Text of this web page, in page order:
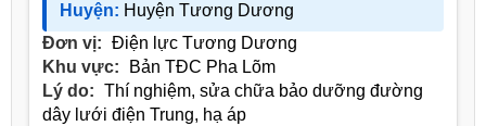
Huyện: Huyện Tương Dương
Đơn vị: Điện lực Tương Dương
Khu vực:
Bản TĐC Pha Lõm
Lý do: Thí nghiệm, sửa chữa bảo dưỡng đường
dây lưới điện Trung, hạ áp